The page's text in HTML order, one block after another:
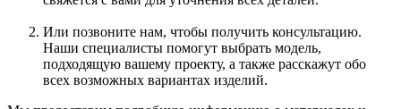
Или позвоните нам, чтобы получить консультацию.
Наши специалисты помогут выбрать модель,
подходящую вашему проекту, а также расскажут обо
всех возможных вариантах изделий.